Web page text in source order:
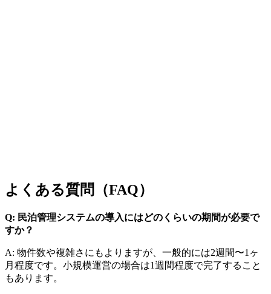
よくある質問（FAQ）
Q: 民泊管理システムの導入にはどのくらいの期間が必要で
すか？
A: 物件数や複雑さにもよりますが、一般的には2週間〜1ヶ
月程度です。小規模運営の場合は1週間程度で完了すること
もあります。